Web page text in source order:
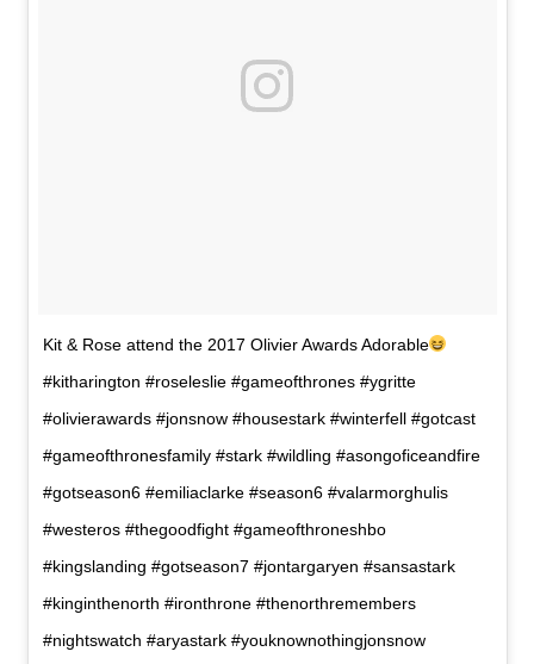
Kit & Rose attend the 2017 Olivier Awards Adorable
#kitharington #roseleslie #gameofthrones #ygritte
#olivierawards #jonsnow #housestark #winterfell #gotcast
#gameofthronesfamily #stark #wildling #asongoficeandfire
#gotseason6 #emiliaclarke #season6 #valarmorghulis
#westeros #thegoodfight #gameofthroneshbo
#kingslanding #gotseason7 #jontargaryen #sansastark
#kinginthenorth #ironthrone #thenorthremembers
#nightswatch #aryastark #youknownothingjonsnow